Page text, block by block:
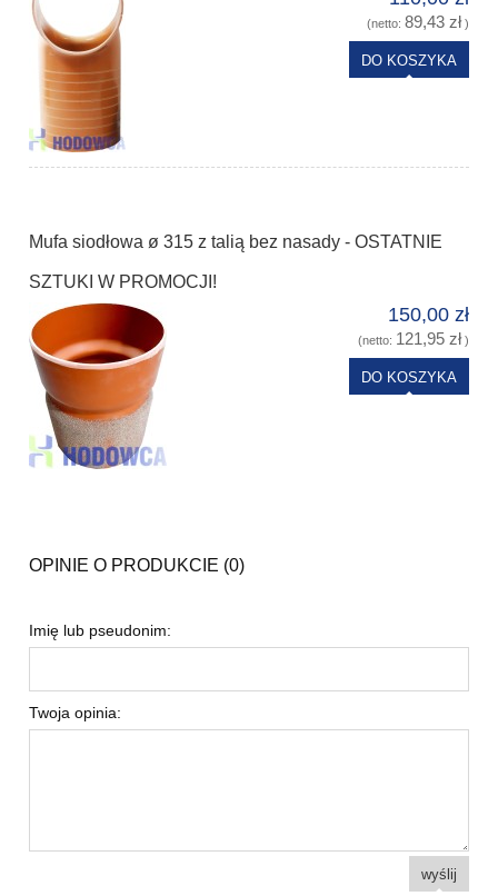
(netto: 89,43 zł)
DO KOSZYKA
Mufa siodłowa ø 315 z talią bez nasady - OSTATNIE
SZTUKI W PROMOCJI!
150,00 zł
(netto: 121,95 zł)
DO KOSZYKA
OPINIE O PRODUKCIE (0)
Imię lub pseudonim:
Twoja opinia:
wyślij